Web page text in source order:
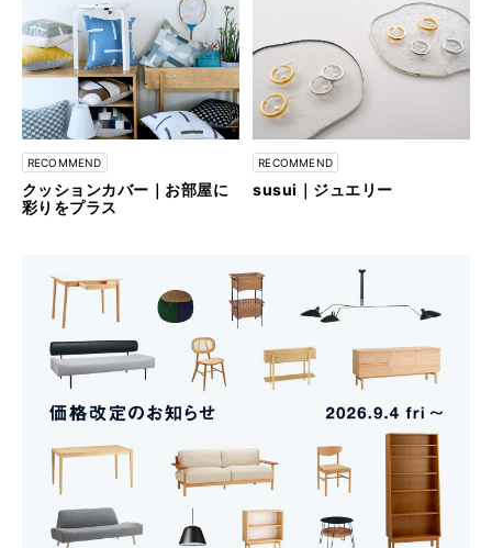
RECOMMEND
クッションカバー｜お部屋に
彩りをプラス
RECOMMEND
susui｜ジュエリー